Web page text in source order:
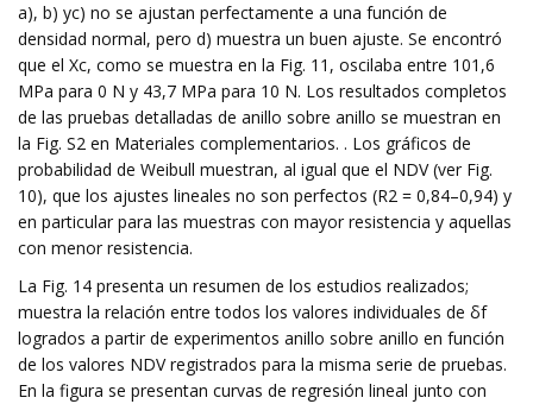
a), b) yc) no se ajustan perfectamente a una función de
densidad normal, pero d) muestra un buen ajuste. Se encontró
que el Xc, como se muestra en la Fig. 11, oscilaba entre 101,6
MPa para 0 N y 43,7 MPa para 10 N. Los resultados completos
de las pruebas detalladas de anillo sobre anillo se muestran en
la Fig. S2 en Materiales complementarios. . Los gráficos de
probabilidad de Weibull muestran, al igual que el NDV (ver Fig.
10), que los ajustes lineales no son perfectos (R2 = 0,84–0,94) y
en particular para las muestras con mayor resistencia y aquellas
con menor resistencia.
La Fig. 14 presenta un resumen de los estudios realizados;
muestra la relación entre todos los valores individuales de δf
logrados a partir de experimentos anillo sobre anillo en función
de los valores NDV registrados para la misma serie de pruebas.
En la figura se presentan curvas de regresión lineal junto con